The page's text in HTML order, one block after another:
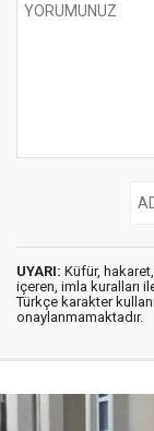
UYARI: Küfür,
içeren, imla kuralları
Türkçe karakter
onaylanmamaktadır.